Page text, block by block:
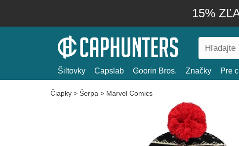
15%
Šiltovky Capslab Goorin Bros. Značky Pre
Čiapky > Šerpa > Marvel Comics